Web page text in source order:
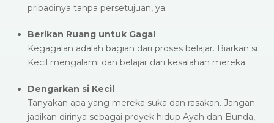
pribadinya tanpa persetujuan, ya.​
Berikan Ruang untuk Gagal
Kegagalan adalah bagian dari proses belajar. Biarkan si
Kecil mengalami dan belajar dari kesalahan mereka.​
Dengarkan si Kecil
Tanyakan apa yang mereka suka dan rasakan. Jangan
jadikan dirinya sebagai proyek hidup Ayah dan Bunda,